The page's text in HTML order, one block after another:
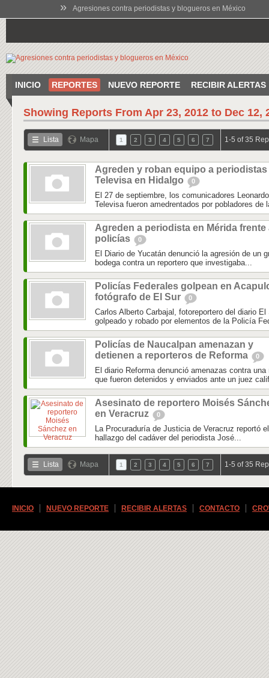
» Agresiones contra periodistas y blogueros en México
INICIO REPORTES NUEVO REPORTE RECIBIR ALERTAS
Showing Reports From Apr 23, 2012 to Dec 12,
Lista Mapa 1 2 3 4 5 6 7 1-5 of 35
Agreden y roban equipo a periodistas
Televisa en Hidalgo
0
El 27 de septiembre, los comunicadores
Televisa fueron amedrentados por pobladores de
Agreden a periodista en Mérida frente
policías
0
El Diario de Yucatán denunció la agresión de un
bodega contra un reportero que investigaba...
Policías Federales golpean en
fotógrafo de El Sur
0
Carlos Alberto Carbajal, fotoreportero del diario
golpeado y robado por elementos de la Policía
Policías de Naucalpan amenazan y
detienen a reporteros de Reforma
0
El diario Reforma denunció amenazas contra
que fueron detenidos y enviados ante un juez
Asesinato de reportero Moisés
en Veracruz
0
La Procuraduría de Justicia de Veracruz reportó
hallazgo del cadáver del periodista José...
Lista Mapa 1 2 3 4 5 6 7 1-5 of 35
INICIO NUEVO REPORTE RECIBIR ALERTAS CONTACTO